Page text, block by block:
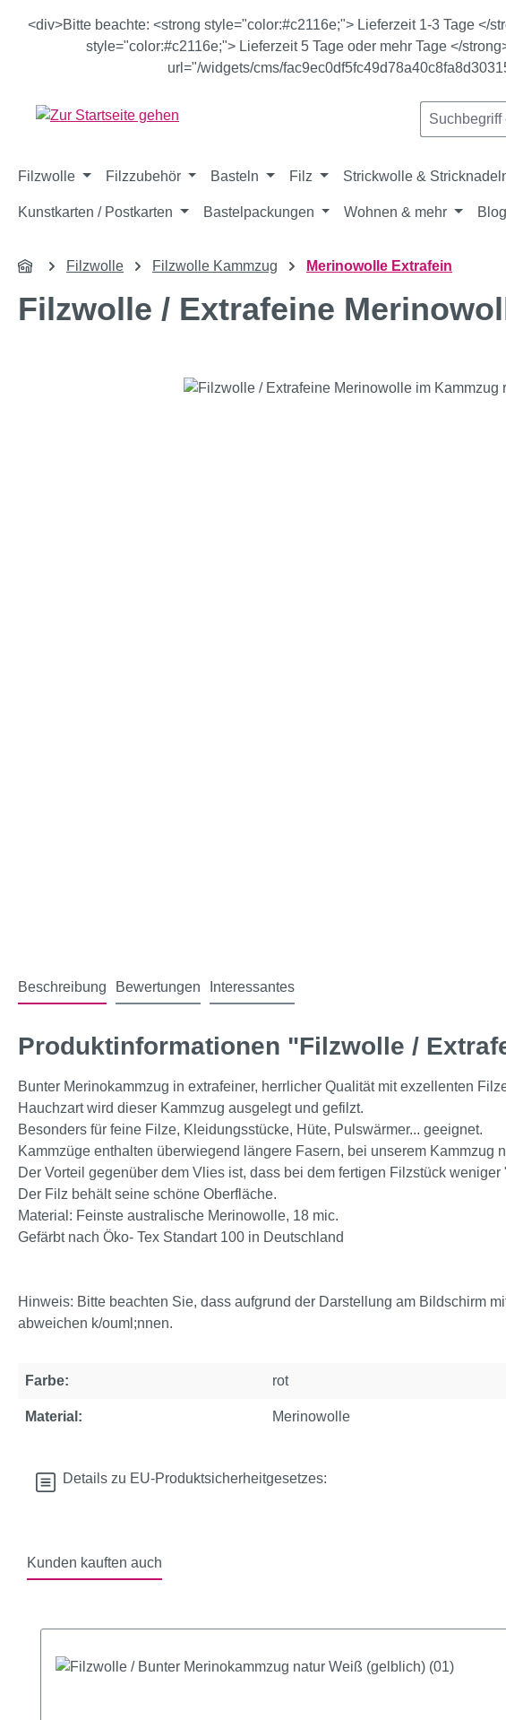
Hauptinhalt springen
Zur Suche springen
Zur Hauptnavigation springen
<div>Bitte beachte: <strong style="color:#c2116e;"> Lieferzeit 1-3 Tage </
style="color:#c2116e;"> Lieferzeit 5 Tage oder mehr Tage </
url="/widgets/cms/
Filzwolle Filzzubehör Basteln Filz Strickwolle &
Kunstkarten / Postkarten Bastelpackungen Wohnen & mehr Blog
Filzwolle Filzwolle Kammzug Merinowolle Extrafein
Filzwolle / Extrafeine
Bildergalerie überspringen
Beschreibung Bewertungen Interessantes
Produktinformationen "Filzwolle /
Bunter Merinokammzug in extrafeiner, herrlicher Qualität mit exzellenten
Hauchzart wird dieser Kammzug ausgelegt und gefilzt.
Besonders für feine Filze, Kleidungsstücke, Hüte, Pulswärmer... geeignet.
Kammzüge enthalten überwiegend längere Fasern, bei unserem Kammzug
Der Vorteil gegenüber dem Vlies ist, dass bei dem fertigen Filzstück
Der Filz behält seine schöne Oberfläche.
Material: Feinste australische Merinowolle, 18 mic.
Gefärbt nach Öko- Tex Standart 100 in Deutschland
Hinweis: Bitte beachten Sie, dass aufgrund der Darstellung am Bildschirm
abweichen k/ouml;nnen.
Farbe: rot
Material: Merinowolle
Details zu EU-Produktsicherheitgesetzes:
Kunden kauften auch